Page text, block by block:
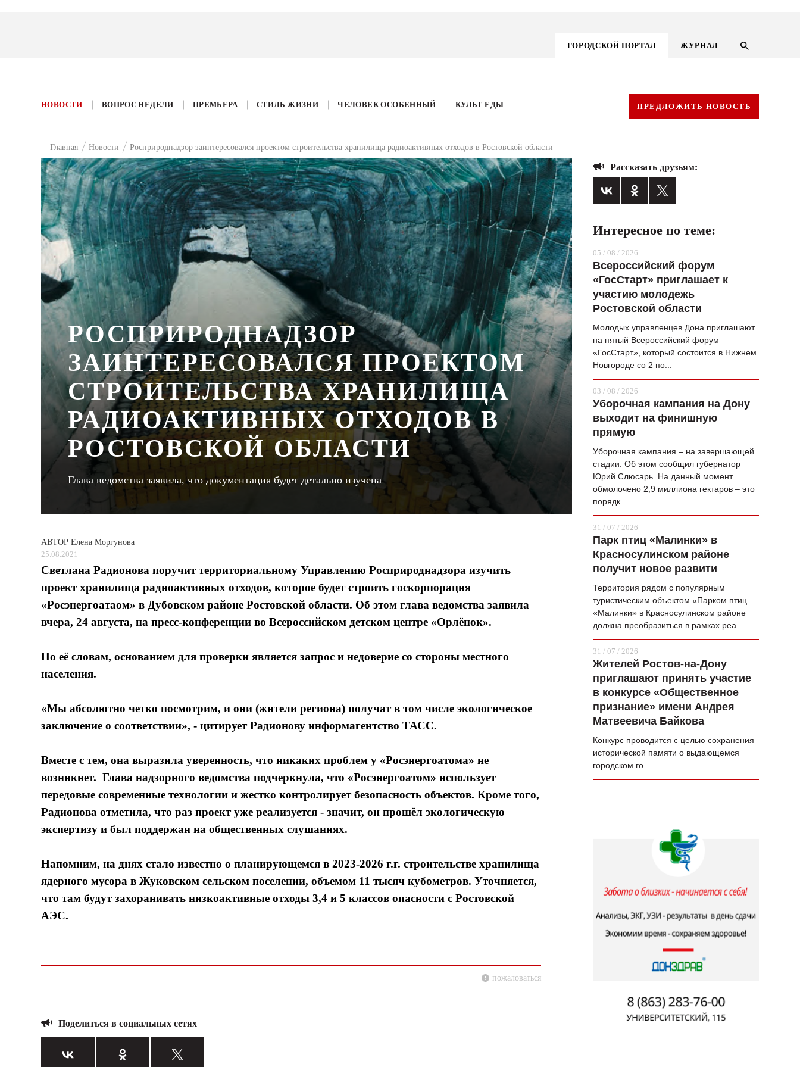
ГОРОДСКОЙ ПОРТАЛ ЖУРНАЛ
ГОРОДСКОЙ ПОРТАЛ
ВОПРОС НЕДЕЛИ
ТАМ И ТУТ
СТИЛЬ ЖИЗНИ
КУЛЬТ ЕДЫ
ЖУРНАЛ
НОВОСТИ ВОПРОС НЕДЕЛИ ПРЕМЬЕРА СТИЛЬ ЖИЗНИ ЧЕЛОВЕК ОСОБЕННЫЙ КУЛЬТ ЕДЫ ПРЕДЛОЖИТЬ НОВОСТЬ
Главная Новости Росприроднадзор заинтересовался проектом строительства хранилища радиоактивных отходов в Ростовской области
РОСПРИРОДНАДЗОР
ЗАИНТЕРЕСОВАЛСЯ ПРОЕКТОМ
СТРОИТЕЛЬСТВА ХРАНИЛИЩА
РАДИОАКТИВНЫХ ОТХОДОВ В
РОСТОВСКОЙ ОБЛАСТИ
Глава ведомства заявила, что документация будет детально изучена
АВТОР Елена Моргунова
25.08.2021
Светлана Радионова поручит территориальному Управлению Росприроднадзора изучить
проект хранилища радиоактивных отходов, которое будет строить госкорпорация
«Росэнергоатаом» в Дубовском районе Ростовской области. Об этом глава ведомства заявила
вчера, 24 августа, на пресс-конференции во Всероссийском детском центре «Орлёнок».
По её словам, основанием для проверки является запрос и недоверие со стороны местного
населения.
«Мы абсолютно четко посмотрим, и они (жители региона) получат в том числе экологическое
заключение о соответствии», - цитирует Радионову информагентство ТАСС.
Вместе с тем, она выразила уверенность, что никаких проблем у «Росэнергоатома» не
возникнет. Глава надзорного ведомства подчеркнула, что «Росэнергоатом» использует
передовые современные технологии и жестко контролирует безопасность объектов. Кроме того,
Радионова отметила, что раз проект уже реализуется - значит, он прошёл экологическую
экспертизу и был поддержан на общественных слушаниях.
Напомним, на днях стало известно о планирующемся в 2023-2026 г.г. строительстве хранилища
ядерного мусора в Жуковском сельском поселении, объемом 11 тысяч кубометров. Уточняется,
что там будут захоранивать низкоактивные отходы 3,4 и 5 классов опасности с Ростовской
АЭС.
пожаловаться
Поделиться в социальных сетях
Рассказать друзьям:
Интересное по теме:
05 / 08 / 2026
Всероссийский форум
«ГосСтарт» приглашает к
участию молодежь
Ростовской области
Молодых управленцев Дона приглашают
на пятый Всероссийский форум
«ГосСтарт», который состоится в Нижнем
Новгороде со 2 по...
03 / 08 / 2026
Уборочная кампания на Дону
выходит на финишную
прямую
Уборочная кампания – на завершающей
стадии. Об этом сообщил губернатор
Юрий Слюсарь. На данный момент
обмолочено 2,9 миллиона гектаров – это
порядк...
31 / 07 / 2026
Парк птиц «Малинки» в
Красносулинском районе
получит новое развити
Территория рядом с популярным
туристическим объектом «Парком птиц
«Малинки» в Красносулинском районе
должна преобразиться в рамках реа...
31 / 07 / 2026
Жителей Ростов-на-Дону
приглашают принять участие
в конкурсе «Общественное
признание» имени Андрея
Матвеевича Байкова
Конкурс проводится с целью сохранения
исторической памяти о выдающемся
городском го...